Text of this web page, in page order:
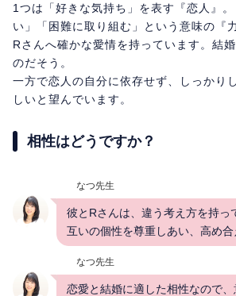
1つは「好きな気持ち」を表す『恋人』
い」「困難に取り組む」という意味の『
Rさんへ確かな愛情を持っています。結
のだそう。
一方で恋人の自分に依存せず、しっかり
しいと望んでいます。
相性はどうですか？
なつ先生
彼とRさんは、違う考え方を持っ
互いの個性を尊重しあい、高め合
なつ先生
恋愛と結婚に適した相性なので